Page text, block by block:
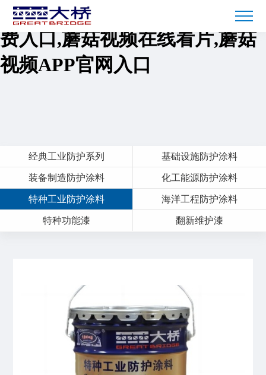
蘑菇短视频免费下载,蘑菇TV免
费入口,蘑菇视频在线看片,蘑菇
视频APP官网入口
经典工业防护系列 基础设施防护涂料
装备制造防护涂料 化工能源防护涂料
特种工业防护涂料 海洋工程防护涂料
特种功能漆 翻新维护漆